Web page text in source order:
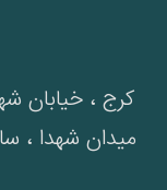
کرج ، خیابان
میدان شهدا ،